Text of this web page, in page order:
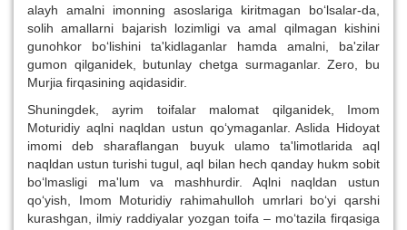
alayh amalni imonning asoslariga kiritmagan bo‘lsalar-da,
solih amallarni bajarish lozimligi va amal qilmagan kishini
gunohkor bo‘lishini ta'kidlaganlar hamda amalni, ba'zilar
gumon qilganidek, butunlay chetga surmaganlar. Zero, bu
Murjia firqasining aqidasidir.
Shuningdek, ayrim toifalar malomat qilganidek, Imom
Moturidiy aqlni naqldan ustun qo‘ymaganlar. Aslida Hidoyat
imomi deb sharaflangan buyuk ulamo ta'limotlarida aql
naqldan ustun turishi tugul, aql bilan hech qanday hukm sobit
bo‘lmasligi ma'lum va mashhurdir. Aqlni naqldan ustun
qo‘yish, Imom Moturidiy rahimahulloh umrlari bo‘yi qarshi
kurashgan, ilmiy raddiyalar yozgan toifa – mo‘tazila firqasiga